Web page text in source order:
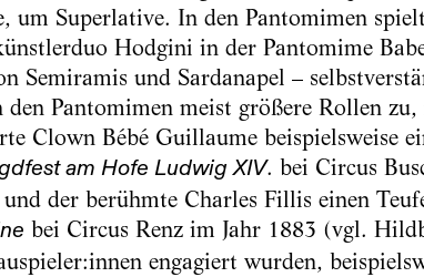
um Superlative. In den Pantomimen
Hodgini in der Pantomime
Semiramis und Sardanapel –
den Pantomimen meist größere Rollen
Clown Bébé Guillaume beispielsweise
am Hofe Ludwig XIV. bei Circus
der berühmte Charles Fillis einen
bei Circus Renz im Jahr 1883 (vgl.
engagiert wurden,